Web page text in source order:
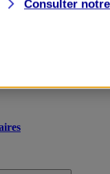
Consulter